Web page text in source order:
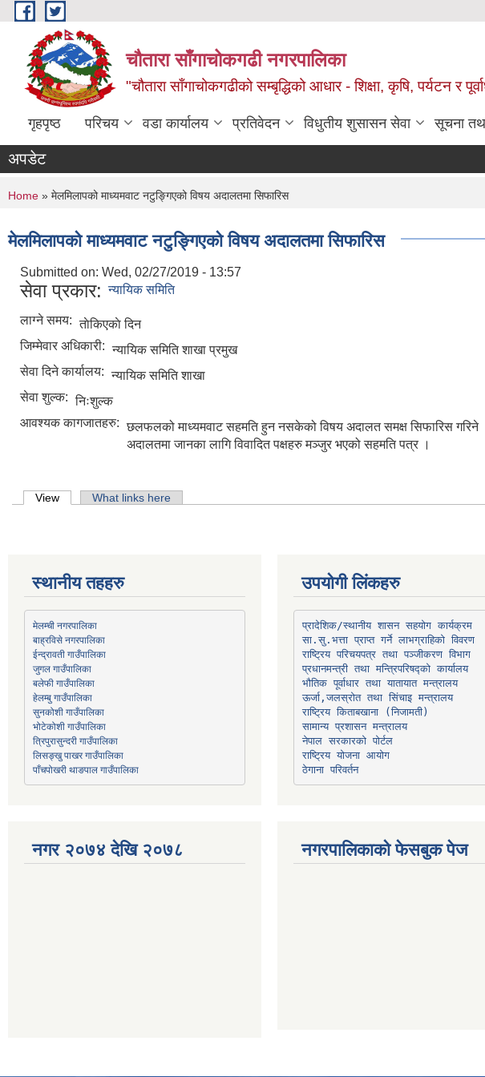
Skip to main content
चौतारा साँगाचोकगढी नगरपालिका
"चौतारा साँगाचोकगढीको सम्बृद्धिको आधार - शिक्षा, कृषि, पर्यटन र
गृहपृष्ठ परिचय वडा कार्यालय प्रतिवेदन विधुतीय शुसासन सेवा सूचना
अपडेट
You are here
Home » मेलमिलापको माध्यमवाट नटुङ्गिएको विषय अदालतमा सिफारिस
मेलमिलापको माध्यमवाट नटुङ्गिएको विषय अदालतमा सिफारिस
Submitted on: Wed, 02/27/2019 - 13:57
सेवा प्रकार: न्यायिक समिति
लाग्ने समय: ताेकिएकाे दिन
जिम्मेवार अधिकारी: न्यायिक समिति शाखा प्रमुख
सेवा दिने कार्यालय: न्यायिक समिति शाखा
सेवा शुल्क: निःशुल्क
आवश्यक कागजातहरु: छलफलको माध्यमवाट सहमति हुन नसकेको विषय अदालत समक्ष सिफारिस गरिने
अदालतमा जानका लागि विवादित पक्षहरु मञ्जुर भएको सहमति पत्र ।
Primary tabs
View (active tab)What links here
स्थानीय तहहरु
मेलम्ची नगरपालिका
बाह्रविसे नगरपालिका
ईन्द्रावती गाउँपालिका
जुगल गाउँपालिका
बलेफी गाउँपालिका
हेलम्बु गाउँपालिका
सुनकोशी गाउँपालिका
भोटेकोशी गाउँपालिका
त्रिपुरासुन्दरी गाउँपालिका
लिसङ्खु पाखर गाउँपालिका
पाँचपोखरी थाङपाल गाउँपालिका
नगर २०७४ देखि २०७८
उपयोगी लिंकहरु
प्रादेशिक/स्थानीय शासन सहयोग कार्यक्रम
सा.सु.भत्ता प्राप्त गर्ने लाभग्राहिको विवरण
राष्ट्रिय परिचयपत्र तथा पञ्‍जीकरण विभाग
प्रधानमन्त्री तथा मन्त्रिपरिषद्को कार्यालय
भौतिक पूर्वाधार तथा यातायात मन्त्रालय
ऊर्जा,जलस्रोत तथा सिंचाइ मन्त्रालय
सामान्य प्रशासन मन्त्रालय
नेपाल सरकारको पोर्टल
राष्ट्रिय योजना आयोग
ठेगाना परिवर्तन
नगरपालिकाको फेसबुक पेज